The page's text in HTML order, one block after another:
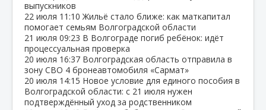
выпускников
22 июля 11:10 Жильё стало ближе: как маткапитал
помогает семьям Волгоградской области
21 июля 09:23 В Волгограде погиб ребёнок: идёт
процессуальная проверка
20 июля 16:37 Волгоградская область отправила в
зону СВО 4 бронеавтомобиля «Сармат»
20 июля 14:15 Новое условие для единого пособия в
Волгоградской области: с 21 июля нужен
подтверждённый уход за родственником